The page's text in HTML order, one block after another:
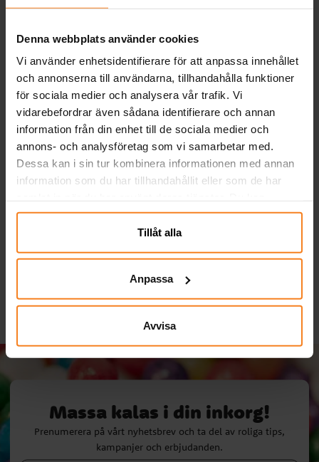
Denna webbplats använder cookies
Vi använder enhetsidentifierare för att anpassa innehållet
och annonserna till användarna, tillhandahålla funktioner
för sociala medier och analysera vår trafik. Vi
vidarebefordrar även sådana identifierare och annan
information från din enhet till de sociala medier och
annons- och analysföretag som vi samarbetar med.
Dessa kan i sin tur kombinera informationen med annan
information som du har tillhandahållit eller som de har
närsomhelst ändra ditt samtycke.
Tillåt alla
Anpassa
Avvisa
Andra köpte även
20 cm
6-pack
Massa kalas i din inkorg!
Prenumerera på vårt nyhetsbrev och ta del av roliga tips,
kampanjer och erbjudanden.